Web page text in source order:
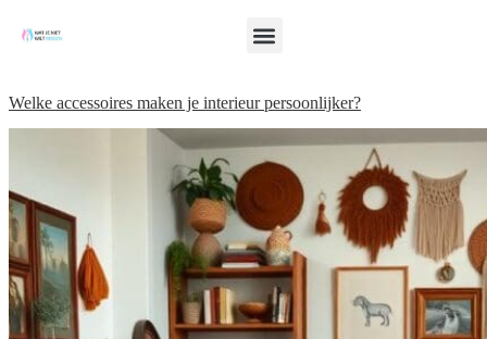
Welke accessoires maken je interieur persoonlijker?